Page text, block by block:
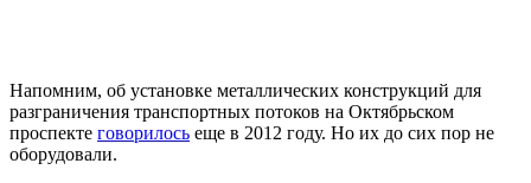
Напомним, об установке металлических конструкций для
разграничения транспортных потоков на Октябрьском
проспекте говорилось еще в 2012 году. Но их до сих пор не
оборудовали.